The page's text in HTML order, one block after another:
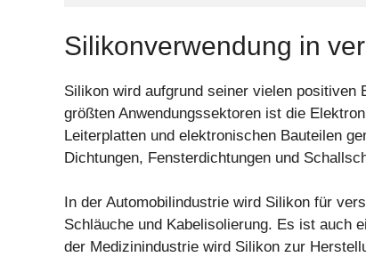
Silikonverwendung in
Silikon wird aufgrund seiner vielen positiven
größten Anwendungssektoren ist die
Leiterplatten und elektronischen Bauteilen
Dichtungen, Fensterdichtungen und
In der Automobilindustrie wird Silikon für
Schläuche und Kabelisolierung. Es ist auch
der Medizinindustrie wird Silikon zur